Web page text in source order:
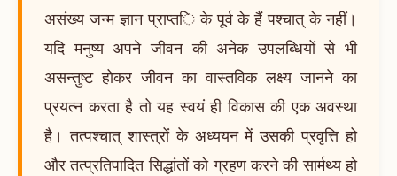
असंख्य जन्म ज्ञान प्राप्ति के पूर्व के हैं पश्चात् के नहीं।
यदि मनुष्य अपने जीवन की अनेक उपलब्धियों से भी
असन्तुष्ट होकर जीवन का वास्तविक लक्ष्य जानने का
प्रयत्न करता है तो यह स्वयं ही विकास की एक अवस्था
है। तत्पश्चात् शास्त्रों के अध्ययन में उसकी प्रवृत्ति हो
और तत्प्रतिपादित सिद्धांतों को ग्रहण करने की सार्मथ्य हो